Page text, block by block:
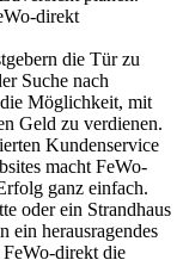
direkt
die Tür zu
Suche nach
Möglichkeit, mit
Geld zu verdienen.
Kundenservice
macht FeWo-
ganz einfach.
oder ein Strandhaus
ein herausragendes
direkt die